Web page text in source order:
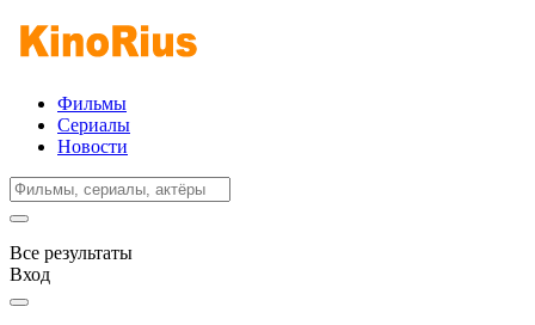
Фильмы
Сериалы
Новости
Все результаты
Вход